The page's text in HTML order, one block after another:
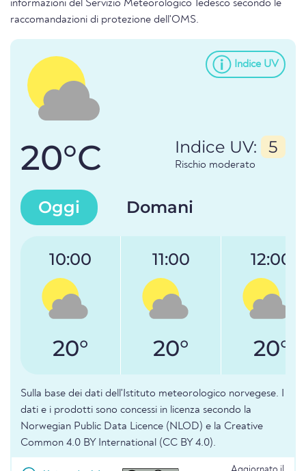
informazioni del Servizio Meteorologico Tedesco secondo le
raccomandazioni di protezione dell'OMS.
Indice UV
20°C Indice UV: 5
Rischio moderato
Oggi Domani
10:00
20°
11:00
20°
12:00
20°
Sulla base dei dati dell'Istituto meteorologico norvegese. I
dati e i prodotti sono concessi in licenza secondo la
Norwegian Public Data Licence (NLOD) e la Creative
Common 4.0 BY International (CC BY 4.0).